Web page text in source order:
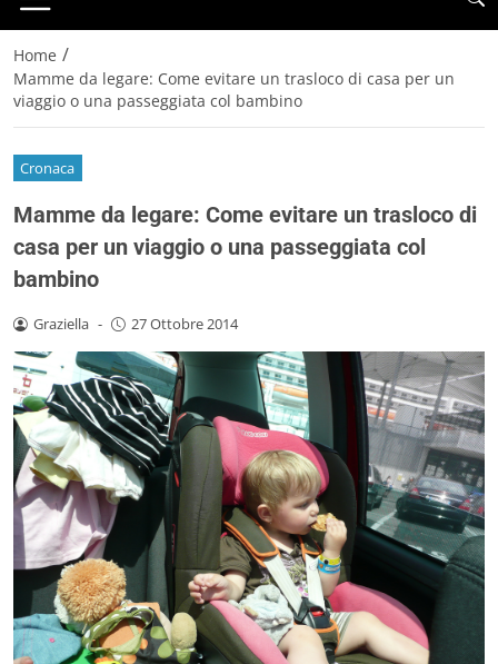
Home /
Mamme da legare: Come evitare un trasloco di casa per un
viaggio o una passeggiata col bambino
Cronaca
Mamme da legare: Come evitare un trasloco di
casa per un viaggio o una passeggiata col
bambino
Graziella - 27 Ottobre 2014